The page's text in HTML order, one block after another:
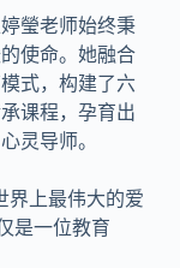
瑩老师始终秉
使命。她融合
式，构建了六
课程，孕育出
灵导师。
界上最伟大的爱
是一位教育